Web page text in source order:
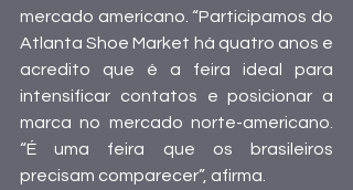
mercado americano. “Participamos do
Atlanta Shoe Market há quatro anos e
acredito que é a feira ideal para
intensificar contatos e posicionar a
marca no mercado norte-americano.
“É uma feira que os brasileiros
precisam comparecer”, afirma.